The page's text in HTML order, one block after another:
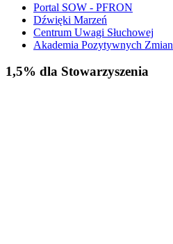
Portal SOW - PFRON
Dźwięki Marzeń
Centrum Uwagi Słuchowej
Akademia Pozytywnych Zmian
1,5% dla Stowarzyszenia